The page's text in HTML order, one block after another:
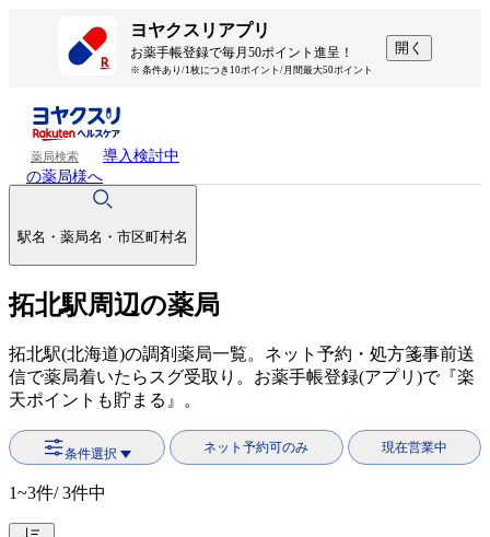
ヨヤクスリアプリ
お薬手帳登録で毎月50ポイント進呈！
※ 条件あり/1枚につき10ポイント/月間最大50ポイント
開く
薬局検索
導入検討中
の薬局様へ
駅名・薬局名・市区町村名
拓北駅周辺の薬局
拓北駅(北海道)の調剤薬局一覧。ネット予約・処方箋事前送
信で薬局着いたらスグ受取り。お薬手帳登録(アプリ)で『楽
天ポイントも貯まる』。
条件選択 ネット予約可のみ 現在営業中
1~3件/ 3件中